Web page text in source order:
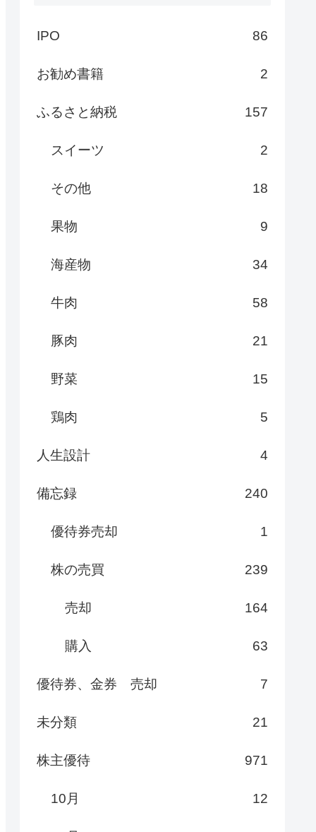
IPO 86
お勧め書籍 2
ふるさと納税 157
スイーツ 2
その他 18
果物 9
海産物 34
牛肉 58
豚肉 21
野菜 15
鶏肉 5
人生設計 4
備忘録 240
優待券売却 1
株の売買 239
売却 164
購入 63
優待券、金券 売却 7
未分類 21
株主優待 971
10月 12